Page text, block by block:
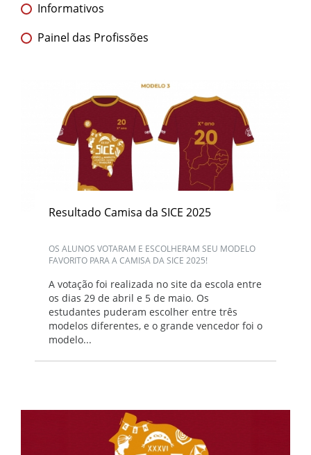
Informativos
Painel das Profissões
Resultado Camisa da SICE 2025
OS ALUNOS VOTARAM E ESCOLHERAM SEU MODELO
FAVORITO PARA A CAMISA DA SICE 2025!
A votação foi realizada no site da escola entre
os dias 29 de abril e 5 de maio. Os
estudantes puderam escolher entre três
modelos diferentes, e o grande vencedor foi o
modelo...